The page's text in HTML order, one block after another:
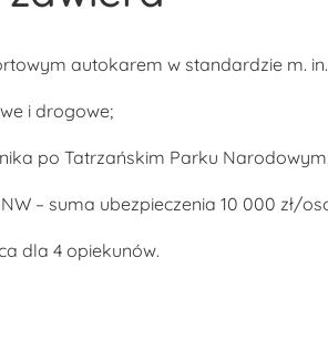
autokarem w standardzie m.
i drogowe;
po Tatrzańskim Parku
– suma ubezpieczenia 10 000 zł/
dla 4 opiekunów.